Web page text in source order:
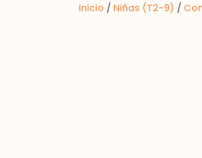
Inicio / Niñas (T2-9) /